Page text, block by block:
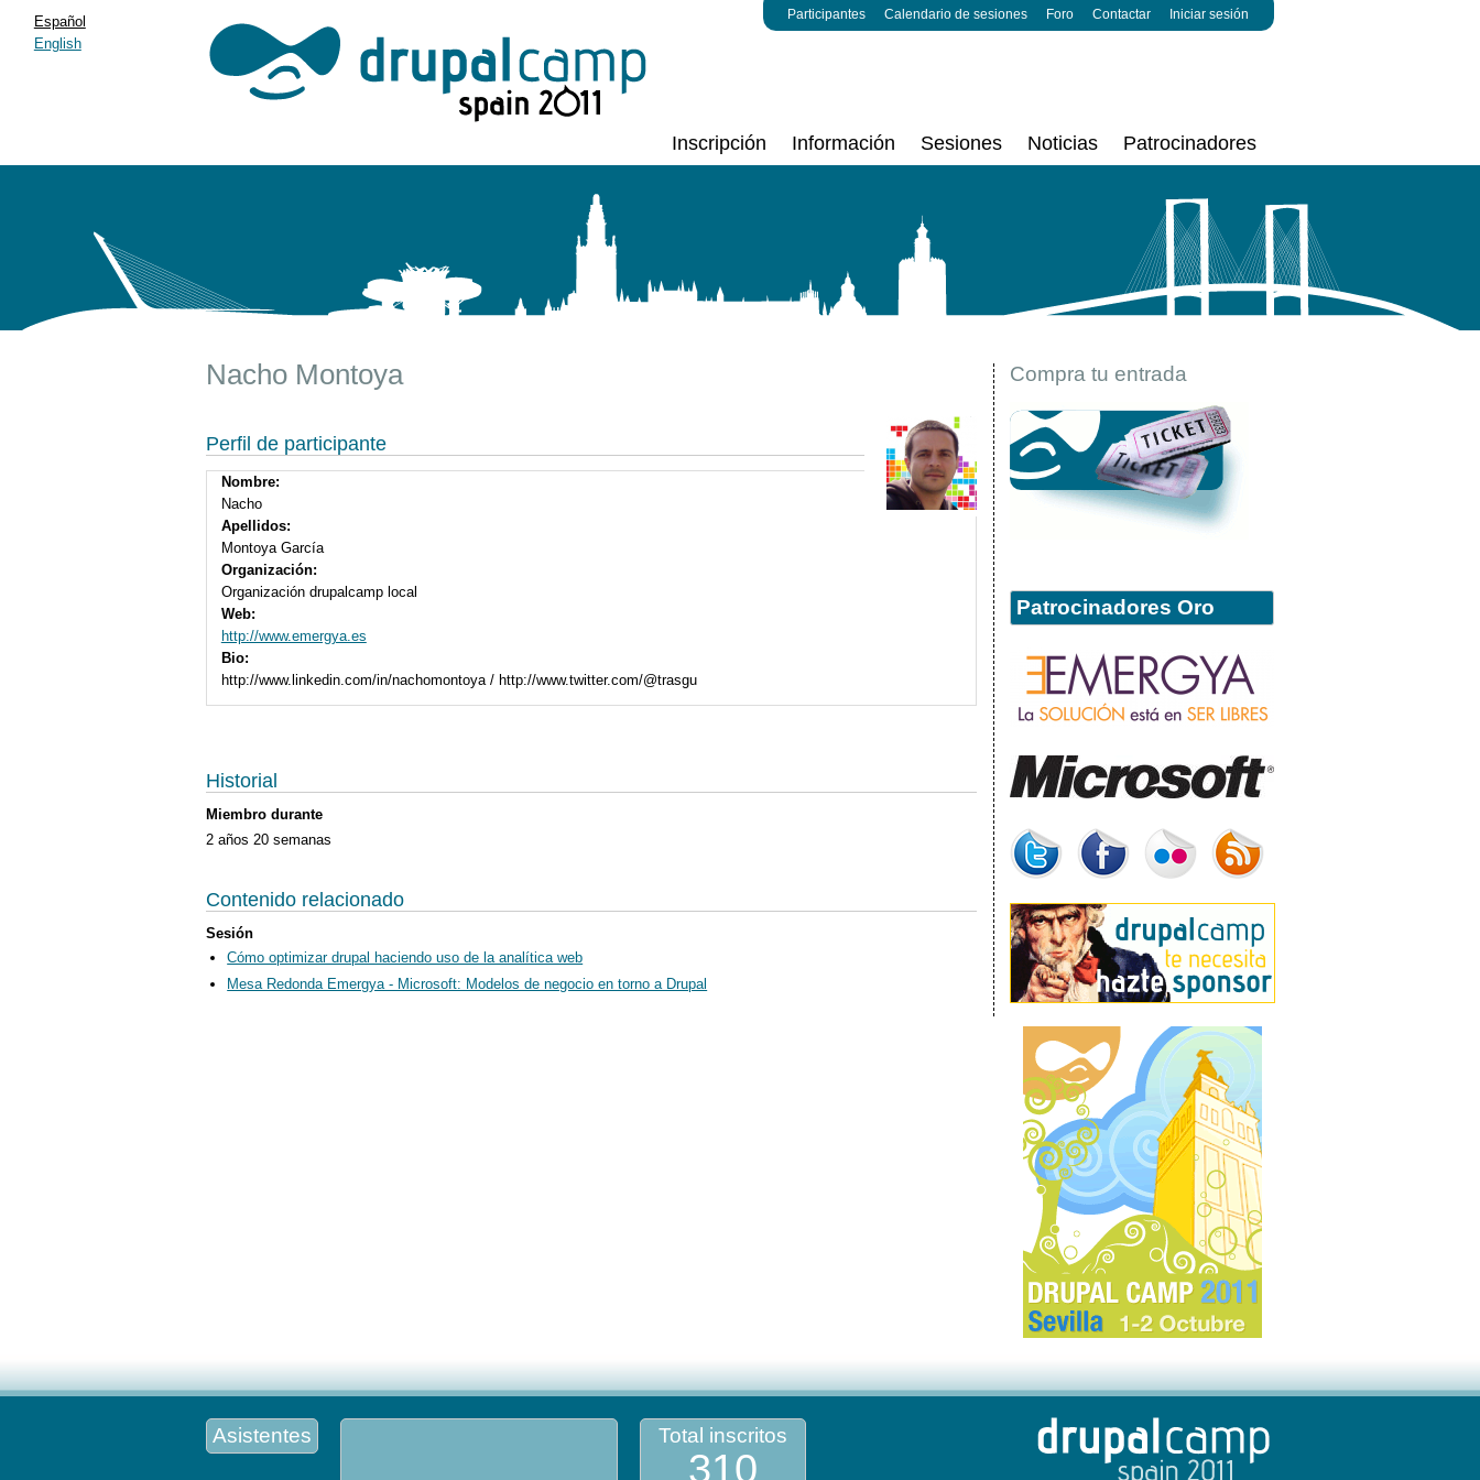
Participantes Calendario de sesiones Foro Contactar Iniciar sesión
Inscripción Información Sesiones Noticias Patrocinadores
Español
English
Nacho Montoya
Perfil de participante
Nombre:
Nacho
Apellidos:
Montoya García
Organización:
Organización drupalcamp local
Web:
http://www.emergya.es
Bio:
http://www.linkedin.com/in/nachomontoya / http://www.twitter.com/@trasgu
Historial
Miembro durante
2 años 20 semanas
Contenido relacionado
Sesión
Cómo optimizar drupal haciendo uso de la analítica web
Mesa Redonda Emergya - Microsoft: Modelos de negocio en torno a Drupal
Compra tu entrada
Patrocinadores Oro
Asistentes Total inscritos
310